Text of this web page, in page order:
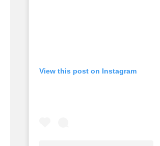
View this post on Instagram